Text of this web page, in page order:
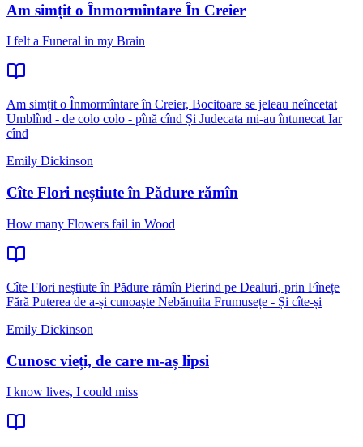
Am simțit o Înmormîntare În Creier
I felt a Funeral in my Brain
Am simțit o Înmormîntare în Creier, Bocitoare se jeleau neîncetat
Umblînd - de colo colo - pînă cînd Și Judecata mi-au întunecat Iar
cînd
Emily Dickinson
Cîte Flori neștiute în Pădure rămîn
How many Flowers fail in Wood
Cîte Flori neștiute în Pădure rămîn Pierind pe Dealuri, prin Fînețe
Fără Puterea de a-și cunoaște Nebănuita Frumusețe - Și cîte-și
Emily Dickinson
Cunosc vieți, de care m-aș lipsi
I know lives, I could miss